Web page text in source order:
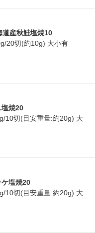
道産秋鮭塩焼10
20切(約10g) 大小有
焼20
10切(目安重量:約20g) 大
塩焼20
10切(目安重量:約20g) 大